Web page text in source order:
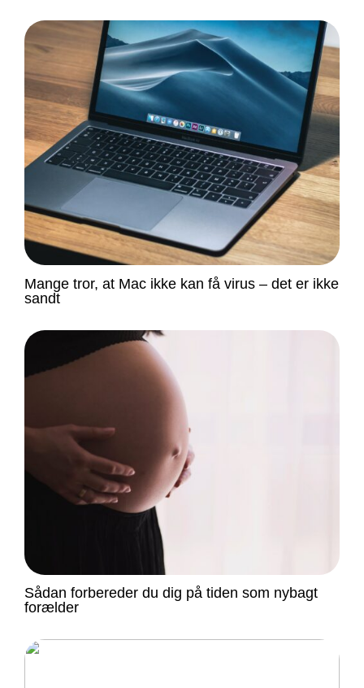
Mange tror, at Mac ikke kan få virus – det er ikke
sandt
Sådan forbereder du dig på tiden som nybagt
forælder